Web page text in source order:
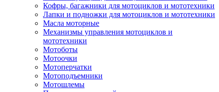
Кофры, багажники для мотоциклов и мототехники
Лапки и подножки для мотоциклов и мототехники
Масла моторные
Механизмы управления мотоциклов и
мототехники
Мотоботы
Мотоочки
Мотоперчатки
Мотоподъемники
Мотошлемы